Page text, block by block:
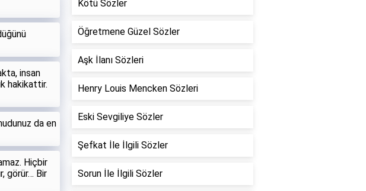
insan
hakikattir.
da en
Hiçbir
görür… Bir
Kötü Sözler
Öğretmene Güzel Sözler
Aşk İlanı Sözleri
Henry Louis Mencken Sözleri
Eski Sevgiliye Sözler
Şefkat İle İlgili Sözler
Sorun İle İlgili Sözler